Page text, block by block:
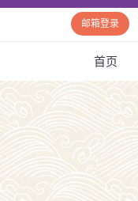
邮箱登录
首页